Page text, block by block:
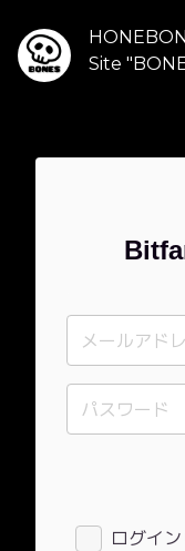
Site
ログイ